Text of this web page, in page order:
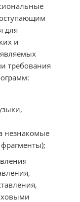
для
и
требования
незнакомые